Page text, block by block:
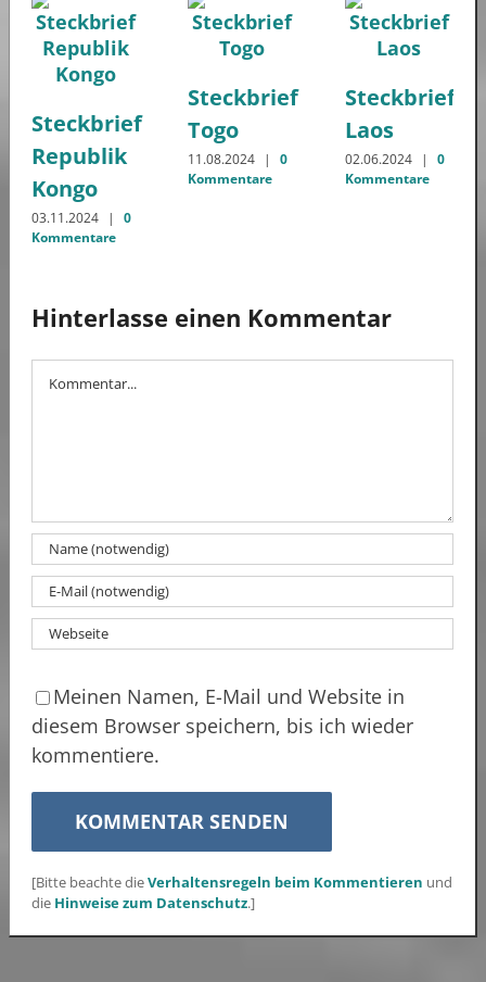
Steckbrief
Republik
Kongo
03.11.2024 |
0
Kommentare
Steckbrief
Togo
11.08.2024 |
0
Kommentare
Steckbrief
Laos
02.06.2024 |
0
Kommentare
Hinterlasse einen Kommentar
Meinen Namen, E-Mail und Website in
diesem Browser speichern, bis ich wieder
kommentiere.
[Bitte beachte dieVerhaltensregeln beim Kommentieren und
die Hinweise zum Datenschutz.]